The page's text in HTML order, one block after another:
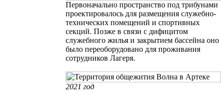
Первоначально пространство под трибунами
проектировалось для размещения служебно-
технических помещений и спортивных
секций. Позже в связи с дифицитом
служебного жилья и закрытием бассейна оно
было переоборудовано для проживания
сотрудников Лагеря.
2021 год